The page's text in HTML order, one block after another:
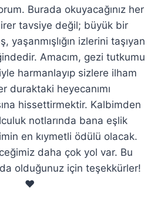
Burada okuyacağınız her
tavsiye değil; büyük bir
yaşanmışlığın izlerini taşıyan
Amacım, gezi tutkumu
harmanlayıp sizlere ilham
duraktaki heyecanımı
hissettirmektir. Kalbimden
notlarında bana eşlik
en kıymetli ödülü olacak.
daha çok yol var. Bu
olduğunuz için teşekkürler!
❤️